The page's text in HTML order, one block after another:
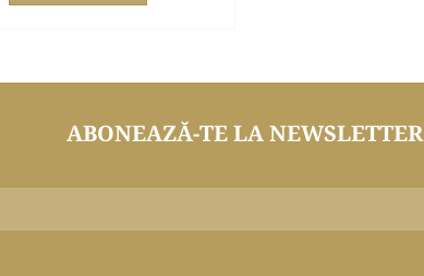
ABONEAZĂ-TE LA NEWSLETTER